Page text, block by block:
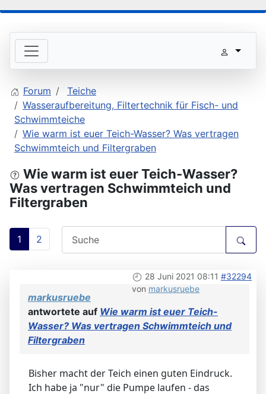
Forum
Teiche
Wasseraufbereitung, Filtertechnik für Fisch- und
Schwimmteiche
Wie warm ist euer Teich-Wasser? Was vertragen
Schwimmteich und Filtergraben
Wie warm ist euer Teich-Wasser?
Was vertragen Schwimmteich und
Filtergraben
1 2
28 Juni 2021 08:11 #32294
von markusruebe
markusruebe
antwortete auf Wie warm ist euer Teich-
Wasser? Was vertragen Schwimmteich und
Filtergraben
Bisher macht der Teich einen guten Eindruck.
Ich habe ja "nur" die Pumpe laufen - das